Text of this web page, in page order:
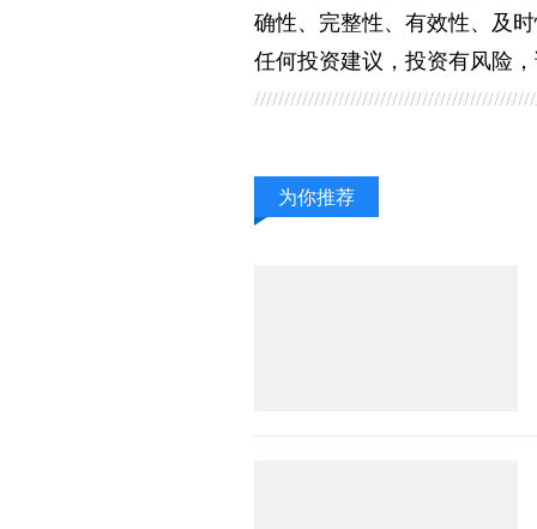
确性、完整性、有效性、及
任何投资建议，投资有风险
为你推荐